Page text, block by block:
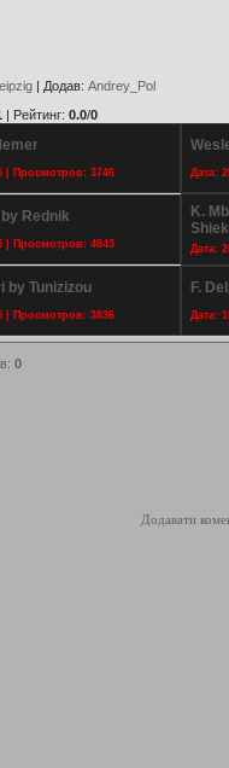
| Додав: Andrey_Pol
| Рейтинг: 0.0/0
| Просмотров: 3746 Дата:
Rednik
| Просмотров: 4843
K.
Дата:
by Tunizizou
| Просмотров: 3836
F.
Дата:
: 0
Додавати